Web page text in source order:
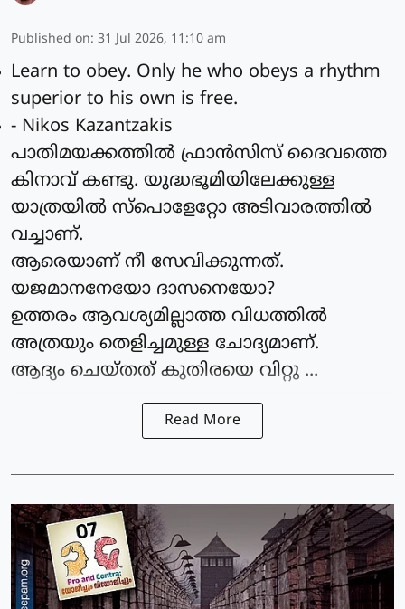
Published on: 31 Jul 2026, 11:10 am
Learn to obey. Only he who obeys a rhythm
superior to his own is free.
- Nikos Kazantzakis
പാതിമയക്കത്തിൽ ഫ്രാൻസിസ് ദൈവത്തെ
കിനാവ് കണ്ടു. യുദ്ധഭൂമിയിലേക്കുള്ള
യാത്രയിൽ സ്പൊളേറ്റോ അടിവാരത്തിൽ
വച്ചാണ്.
ആരെയാണ് നീ സേവിക്കുന്നത്.
യജമാനനേയോ ദാസനെയോ?
ഉത്തരം ആവശ്യമില്ലാത്ത വിധത്തിൽ
അത്രയും തെളിച്ചമുള്ള ചോദ്യമാണ്.
ആദ്യം ചെയ്തത് കുതിരയെ വിറ്റു ...
Read More